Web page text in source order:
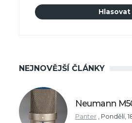
NEJNOVĚJŠÍ ČLÁNKY
Neumann
Panter , Pondělí,